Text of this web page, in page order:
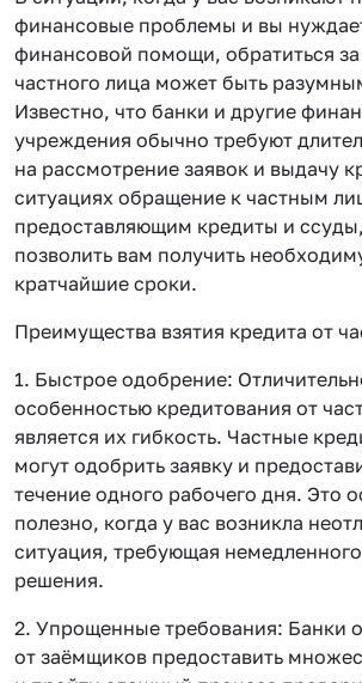
финансовые проблемы и вы
финансовой помощи, обратиться
частного лица может быть
Известно, что банки и другие
учреждения обычно требуют
на рассмотрение заявок и выдачу
ситуациях обращение к частным
предоставляющим кредиты и
позволить вам получить
кратчайшие сроки.
Преимущества взятия кредита от
1. Быстрое одобрение:
особенностью кредитования от
является их гибкость. Частные
могут одобрить заявку и
течение одного рабочего дня. Это
полезно, когда у вас возникла
ситуация, требующая
решения.
2. Упрощенные требования: Банки
от заёмщиков предоставить